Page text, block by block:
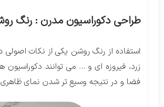
طراحی دکوراسیون مدرن : رنگ
استفاده از رنگ روشن یکی از نکات اصولی
زرد، فیروزه ای و … می توانند
فضا و در نتیجه وسیع تر شدن نمای ظاهری